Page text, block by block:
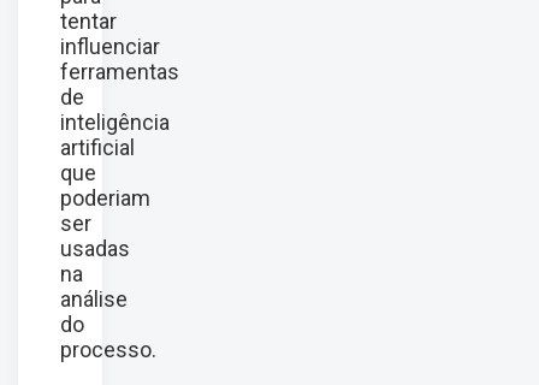
tentar
influenciar
ferramentas
de
inteligência
artificial
que
poderiam
ser
usadas
na
análise
do
processo.